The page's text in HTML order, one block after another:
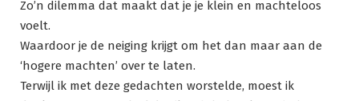
Zo’n dilemma dat maakt dat je je klein en machteloos
voelt.
Waardoor je de neiging krijgt om het dan maar aan de
‘hogere machten’ over te laten.
Terwijl ik met deze gedachten worstelde, moest ik